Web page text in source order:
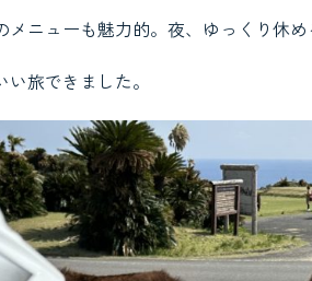
ニューも魅力的。夜、ゆっくり休め
旅できました。